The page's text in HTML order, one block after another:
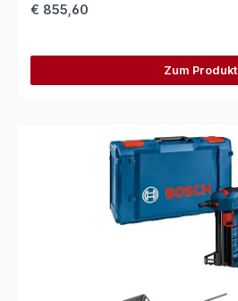
€ 855,60
Zum Produkt